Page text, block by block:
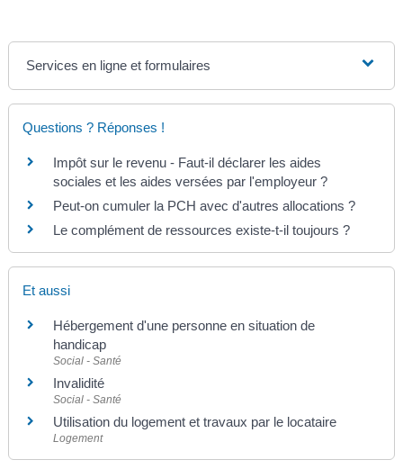
Services en ligne et formulaires
Questions ? Réponses !
Impôt sur le revenu - Faut-il déclarer les aides
sociales et les aides versées par l'employeur ?
Peut-on cumuler la PCH avec d'autres allocations ?
Le complément de ressources existe-t-il toujours ?
Et aussi
Hébergement d'une personne en situation de
handicap
Social - Santé
Invalidité
Social - Santé
Utilisation du logement et travaux par le locataire
Logement